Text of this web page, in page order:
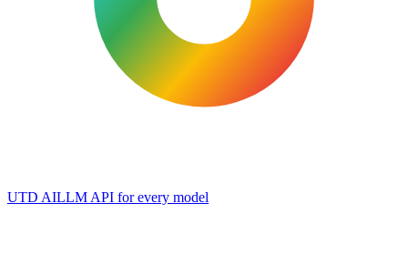
UTD AILLM API for every model